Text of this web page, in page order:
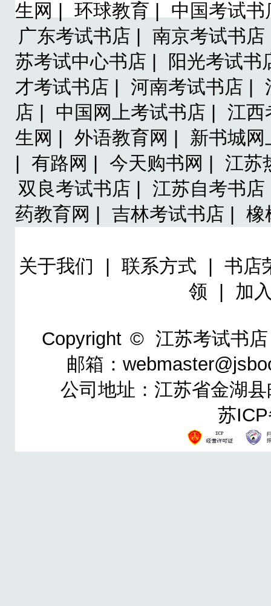
生网 |
环球教育 |
中国考试
广东考试书店 |
南京考试书
苏考试中心书店 |
阳光考试
才考试书店 |
河南考试书店 |
店 |
中国网上考试书店 |
江
生网 |
外语教育网 |
新书城
有路网 | 今天购书网 |
江苏
双良考试书店 |
江苏自考书
药教育网 |
吉林考试书店 | 橡
关于我们 联系方式
书店
领
加
Copyright © 江苏考试书店
邮箱：
公司地址：江苏省金湖
苏